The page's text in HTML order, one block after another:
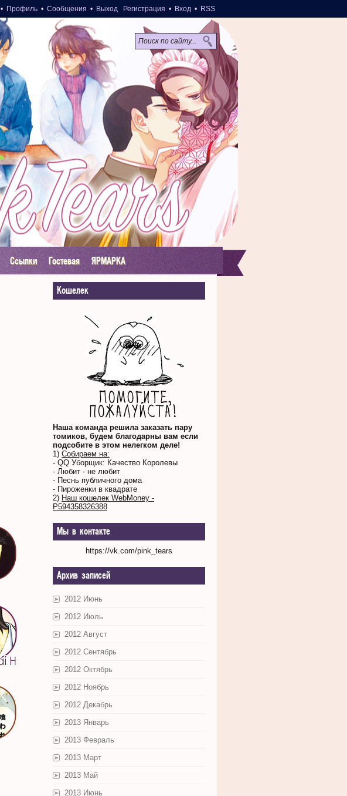
• Профиль • Сообщения • Выход Регистрация • Вход • RSS
Ссылки Гостевая ЯРМАРКА
Кошелек
Наша команда решила заказать пару
томиков, будем благодарны вам если
подсобите в этом нелегком деле!
1) Собираем на:
- QQ Уборщик: Качество Королевы
- Любит - не любит
- Песнь публичного дома
- Пироженки в квадрате
2) Наш кошелек WebMoney -
Р594358326388
Мы в контакте
https://vk.com/pink_tears
Архив записей
2012 Июнь
2012 Июль
2012 Август
2012 Сентябрь
2012 Октябрь
2012 Ноябрь
2012 Декабрь
2013 Январь
2013 Февраль
2013 Март
2013 Май
2013 Июнь